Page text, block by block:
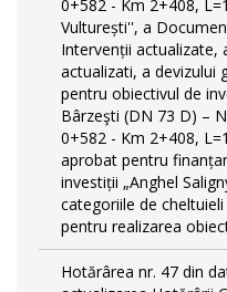
0+582 - Km 2+408,
Vulturești'', a
Intervenții actualizate,
actualizati, a devizului
pentru obiectivul de
Bârzeşti (DN 73 D) –
0+582 - Km 2+408,
aprobat pentru
investiții „Anghel
categoriile de
pentru realizarea
Hotărârea nr. 47 din